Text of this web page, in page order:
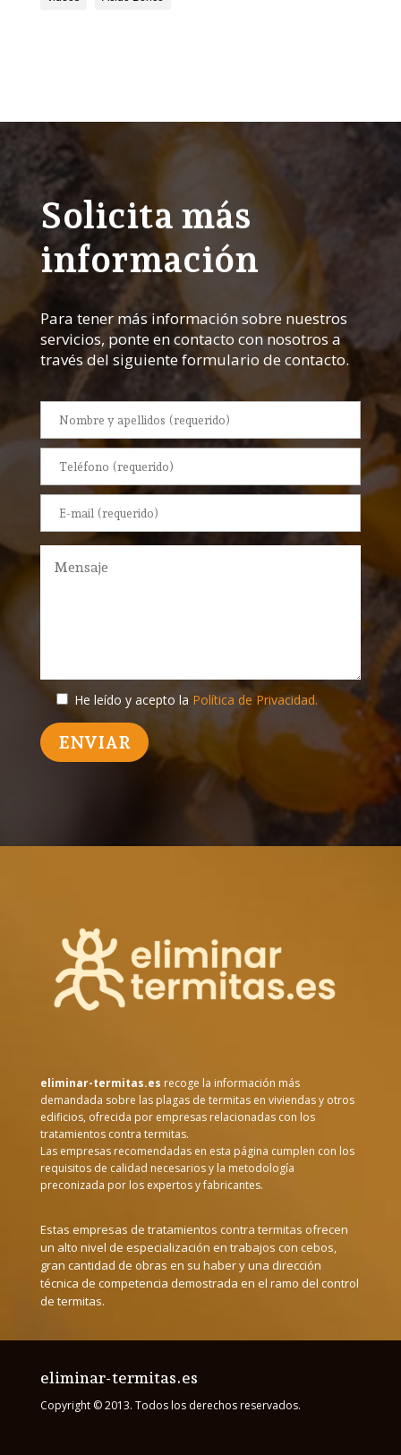
Solicita más
información
Para tener más información sobre nuestros
servicios, ponte en contacto con nosotros a
través del siguiente formulario de contacto.
He leído y acepto la Política de Privacidad.
eliminar-termitas.es recoge la información más
demandada sobre las plagas de termitas en viviendas y otros
edificios, ofrecida por empresas relacionadas con los
tratamientos contra termitas.
Las empresas recomendadas en esta página cumplen con los
requisitos de calidad necesarios y la metodología
preconizada por los expertos y fabricantes.
Estas empresas de tratamientos contra termitas ofrecen
un alto nivel de especialización en trabajos con cebos,
gran cantidad de obras en su haber y una dirección
técnica de competencia demostrada en el ramo del control
de termitas.
eliminar-termitas.es
Copyright © 2013. Todos los derechos reservados.